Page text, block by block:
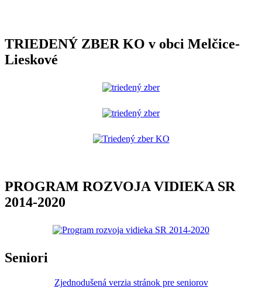
TRIEDENÝ ZBER KO v obci Melčice-
Lieskové
PROGRAM ROZVOJA VIDIEKA SR
2014-2020
Seniori
Zjednodušená verzia stránok pre seniorov